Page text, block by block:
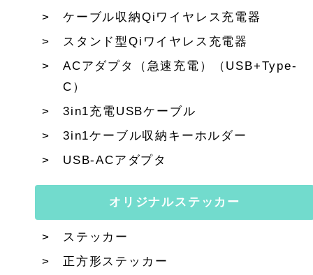
ケーブル収納Qiワイヤレス充電器
スタンド型Qiワイヤレス充電器
ACアダプタ（急速充電）（USB+Type-
C）
3in1充電USBケーブル
3in1ケーブル収納キーホルダー
USB-ACアダプタ
オリジナルステッカー
ステッカー
正方形ステッカー